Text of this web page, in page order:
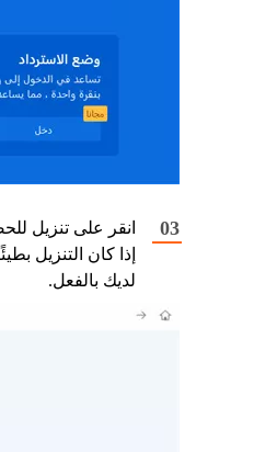
انقر على تنزيل
إذا كان التنزيل
لديك بالفعل.